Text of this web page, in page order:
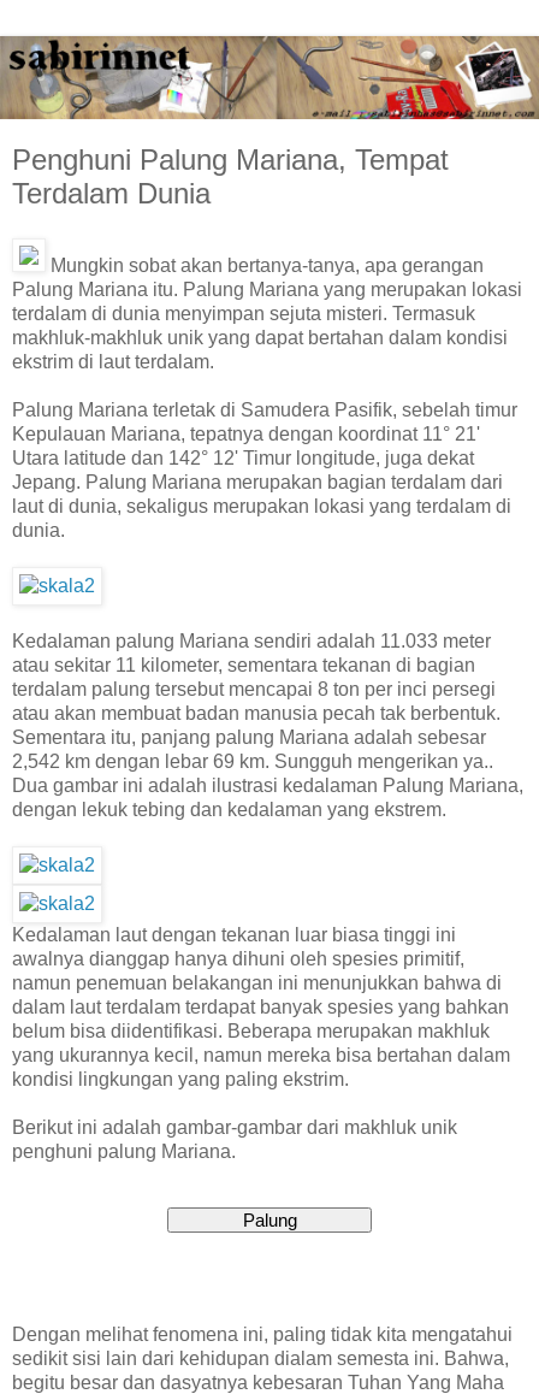
Penghuni Palung Mariana, Tempat
Terdalam Dunia
Mungkin sobat akan bertanya-tanya, apa gerangan
Palung Mariana itu. Palung Mariana yang merupakan lokasi
terdalam di dunia menyimpan sejuta misteri. Termasuk
makhluk-makhluk unik yang dapat bertahan dalam kondisi
ekstrim di laut terdalam.
Palung Mariana terletak di Samudera Pasifik, sebelah timur
Kepulauan Mariana, tepatnya dengan koordinat 11° 21'
Utara latitude dan 142° 12' Timur longitude, juga dekat
Jepang. Palung Mariana merupakan bagian terdalam dari
laut di dunia, sekaligus merupakan lokasi yang terdalam di
dunia.
Kedalaman palung Mariana sendiri adalah 11.033 meter
atau sekitar 11 kilometer, sementara tekanan di bagian
terdalam palung tersebut mencapai 8 ton per inci persegi
atau akan membuat badan manusia pecah tak berbentuk.
Sementara itu, panjang palung Mariana adalah sebesar
2,542 km dengan lebar 69 km. Sungguh mengerikan ya..
Dua gambar ini adalah ilustrasi kedalaman Palung Mariana,
dengan lekuk tebing dan kedalaman yang ekstrem.
Kedalaman laut dengan tekanan luar biasa tinggi ini
awalnya dianggap hanya dihuni oleh spesies primitif,
namun penemuan belakangan ini menunjukkan bahwa di
dalam laut terdalam terdapat banyak spesies yang bahkan
belum bisa diidentifikasi. Beberapa merupakan makhluk
yang ukurannya kecil, namun mereka bisa bertahan dalam
kondisi lingkungan yang paling ekstrim.
Berikut ini adalah gambar-gambar dari makhluk unik
penghuni palung Mariana.
Dengan melihat fenomena ini, paling tidak kita mengatahui
sedikit sisi lain dari kehidupan dialam semesta ini. Bahwa,
begitu besar dan dasyatnya kebesaran Tuhan Yang Maha